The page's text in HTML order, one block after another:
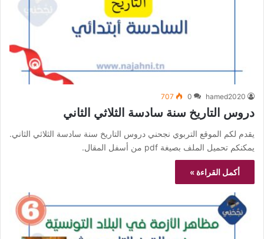
hamed2020
0
707
دروس التاريخ سنة سادسة الثلاثي الثاني
يقدم لكم الموقع التربوي نجحني دروس التاريخ سنة سادسة الثلاثي الثاني.
يمكنكم تحميل الملف بصيغة pdf من أسفل المقال.
أكمل القراءة »